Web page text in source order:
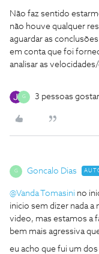
Não faz sentido
não houve qualquer
aguardar as
em conta que foi
analisar as
G 3 pessoas
G Goncalo Dias
@Vanda Tomasini no
inicio sem dizer nada
video, mas estamos a
bem mais agressiva
eu acho que fui um